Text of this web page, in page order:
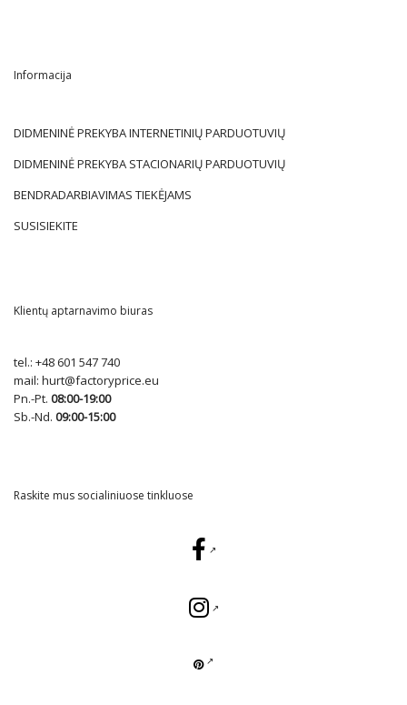
Informacija
DIDMENINĖ PREKYBA INTERNETINIŲ PARDUOTUVIŲ
DIDMENINĖ PREKYBA STACIONARIŲ PARDUOTUVIŲ
BENDRADARBIAVIMAS TIEKĖJAMS
SUSISIEKITE
Klientų aptarnavimo biuras
tel.: +48 601 547 740
mail: hurt@factoryprice.eu
Pn.-Pt. 08:00-19:00
Sb.-Nd. 09:00-15:00
Raskite mus socialiniuose tinkluose